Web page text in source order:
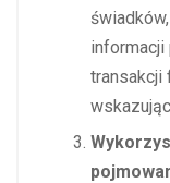
informacji
transakcji